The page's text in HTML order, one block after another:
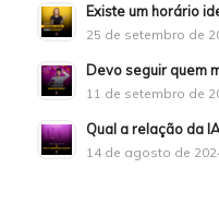
Existe um horário
25 de setembro de
Devo seguir quem
11 de setembro de
Qual a relação da
14 de agosto de